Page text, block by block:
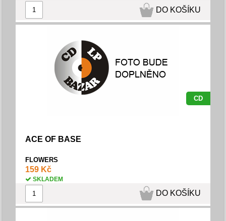
DO KOŠÍKU
CD
ACE OF BASE
FLOWERS
159 Kč
SKLADEM
DO KOŠÍKU